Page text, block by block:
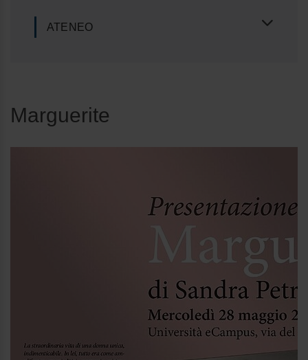
ATENEO
Marguerite